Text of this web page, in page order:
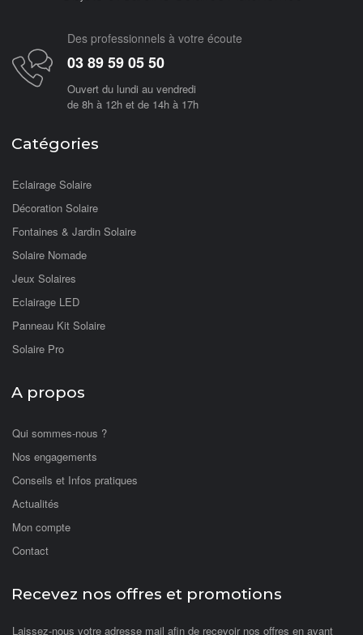
Des professionnels à votre écoute
03 89 59 05 50
Ouvert du lundi au vendredi
de 8h à 12h et de 14h à 17h
Catégories
Eclairage Solaire
Décoration Solaire
Fontaines & Jardin Solaire
Solaire Nomade
Jeux Solaires
Eclairage LED
Panneau Kit Solaire
Solaire Pro
A propos
Qui sommes-nous ?
Nos engagements
Conseils et Infos pratiques
Actualités
Mon compte
Contact
Recevez nos offres et promotions
Laissez-nous votre adresse mail afin de recevoir nos offres en avant